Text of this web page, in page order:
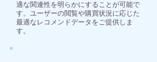
適な関連性を明らかにすることが可能で
す。ユーザーの閲覧や購買状況に応じた
最適なレコメンドデータをご提供しま
す。